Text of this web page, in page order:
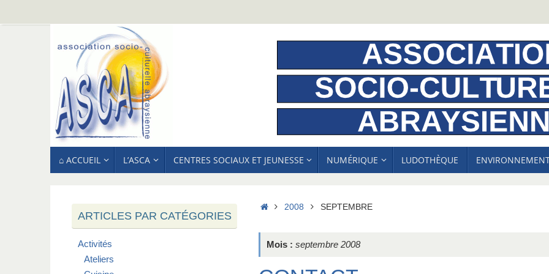
au
AU⌂ ACCUEIL L’ASCA CENTRES SOCIAUX ET JEUNESSE NUMÉRIQUE LUDOTHÈQUE
ACCUEIL
2008 SEPTEMBRE
Mois : septembre 2008
ARTICLES PAR CATÉGORIES
Activités
Ateliers